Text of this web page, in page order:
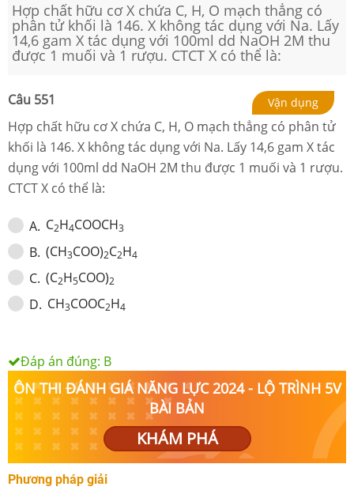
Hợp chất hữu cơ X chứa C, H, O mạch thẳng có
phân tử khối là 146. X không tác dụng với Na. Lấy
14,6 gam X tác dụng với 100ml dd NaOH 2M thu
được 1 muối và 1 rượu. CTCT X có thể là:
Câu 551 Vận dụng
Hợp chất hữu cơ X chứa C, H, O mạch thẳng có phân tử
khối là 146. X không tác dụng với Na. Lấy 14,6 gam X tác
dụng với 100ml dd NaOH 2M thu được 1 muối và 1 rượu.
CTCT X có thể là:
A. C2H4COOCH3
B. (CH3COO)2C2H4
C. (C2H5COO)2
D. CH3COOC2H4
Đáp án đúng: B
ÔN THI ĐÁNH GIÁ NĂNG LỰC 2024 - LỘ TRÌNH 5V
BÀI BẢN
KHÁM PHÁ
Phương pháp giải